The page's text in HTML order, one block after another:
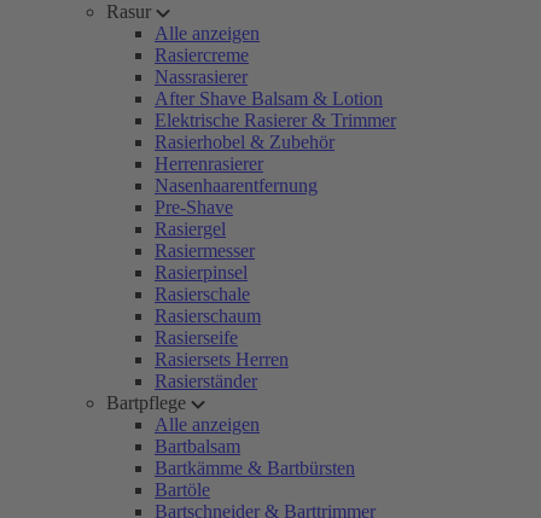
Rasur
Alle anzeigen
Rasiercreme
Nassrasierer
After Shave Balsam & Lotion
Elektrische Rasierer & Trimmer
Rasierhobel & Zubehör
Herrenrasierer
Nasenhaarentfernung
Pre-Shave
Rasiergel
Rasiermesser
Rasierpinsel
Rasierschale
Rasierschaum
Rasierseife
Rasiersets Herren
Rasierständer
Bartpflege
Alle anzeigen
Bartbalsam
Bartkämme & Bartbürsten
Bartöle
Bartschneider & Barttrimmer